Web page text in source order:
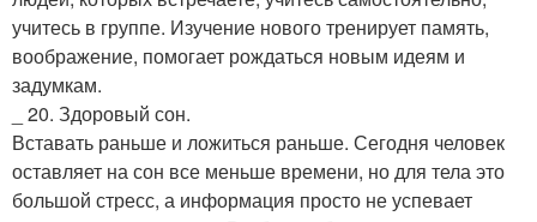
учитесь в группе. Изучение нового тренирует память,
воображение, помогает рождаться новым идеям и
задумкам.
_ 20. Здоровый сон.
Вставать раньше и ложиться раньше. Сегодня человек
оставляет на сон все меньше времени, но для тела это
большой стресс, а информация просто не успевает